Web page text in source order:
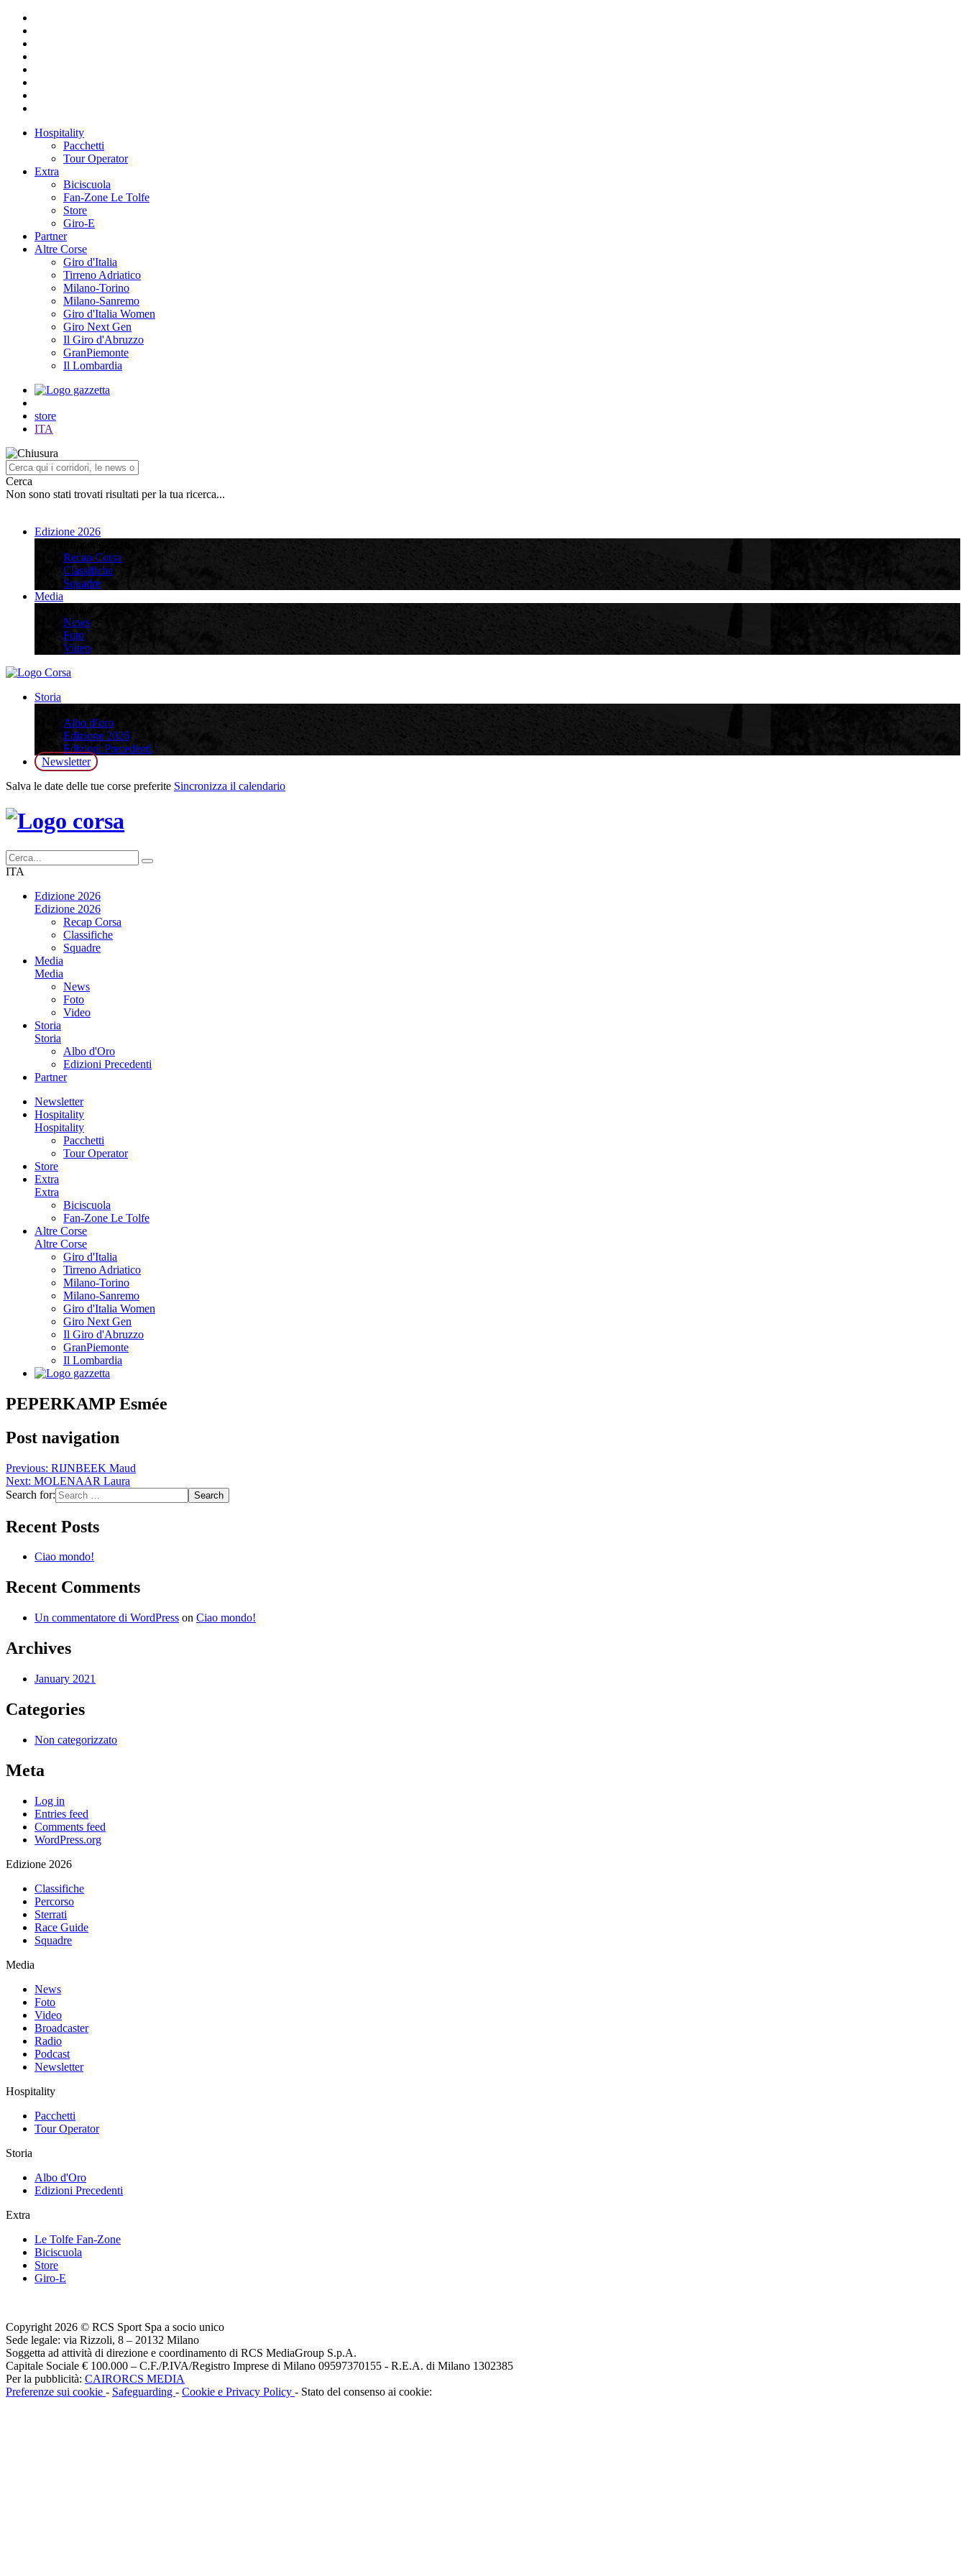
Hospitality
Pacchetti
Tour Operator
Extra
Biciscuola
Fan-Zone Le Tolfe
Store
Giro-E
Partner
Altre Corse
Giro d'Italia
Tirreno Adriatico
Milano-Torino
Milano-Sanremo
Giro d'Italia Women
Giro Next Gen
Il Giro d'Abruzzo
GranPiemonte
Il Lombardia
store
ITA
Cerca
Non sono stati trovati risultati per la tua ricerca...
Edizione 2026
Recap Corsa
Classifiche
Squadre
Media
News
Foto
Video
Storia
Albo d’oro
Edizione 2026
Edizioni Precedenti
Newsletter
Salva le date delle tue corse preferite Sincronizza il calendario
ITA
Edizione 2026
Edizione 2026
Recap Corsa
Classifiche
Squadre
Media
Media
News
Foto
Video
Storia
Storia
Albo d'Oro
Edizioni Precedenti
Partner
Newsletter
Hospitality
Hospitality
Pacchetti
Tour Operator
Store
Extra
Extra
Biciscuola
Fan-Zone Le Tolfe
Altre Corse
Altre Corse
Giro d'Italia
Tirreno Adriatico
Milano-Torino
Milano-Sanremo
Giro d'Italia Women
Giro Next Gen
Il Giro d'Abruzzo
GranPiemonte
Il Lombardia
PEPERKAMP Esmée
Post navigation
Previous: RIJNBEEK Maud
Next: MOLENAAR Laura
Search for:
Recent Posts
Ciao mondo!
Recent Comments
Un commentatore di WordPress on Ciao mondo!
Archives
January 2021
Categories
Non categorizzato
Meta
Log in
Entries feed
Comments feed
WordPress.org
Edizione 2026
Classifiche
Percorso
Sterrati
Race Guide
Squadre
Media
News
Foto
Video
Broadcaster
Radio
Podcast
Newsletter
Hospitality
Pacchetti
Tour Operator
Storia
Albo d'Oro
Edizioni Precedenti
Extra
Le Tolfe Fan-Zone
Biciscuola
Store
Giro-E
Copyright 2026 © RCS Sport Spa a socio unico
Sede legale: via Rizzoli, 8 – 20132 Milano
Soggetta ad attività di direzione e coordinamento di RCS MediaGroup S.p.A.
Capitale Sociale € 100.000 – C.F./P.IVA/Registro Imprese di Milano 09597370155 - R.E.A. di Milano 1302385
Per la pubblicità: CAIRORCS MEDIA
Preferenze sui cookie - Safeguarding - Cookie e Privacy Policy - Stato del consenso ai cookie: